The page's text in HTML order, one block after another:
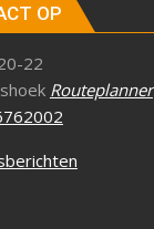
OP
22
Routeplanner